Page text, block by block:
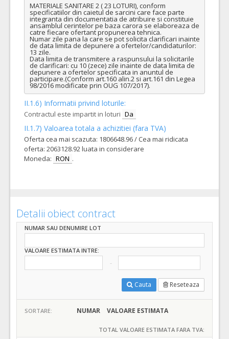
MATERIALE SANITARE 2 ( 23 LOTURI), conform
specificatiilor din caietul de sarcini care face parte
integranta din documentatia de atribuire si constituie
ansamblul cerintelor pe baza carora se elaboreaza de
catre fiecare ofertant propunerea tehnica.
Numar zile pana la care se pot solicita clarificari inainte
de data limita de depunere a ofertelor/candidaturilor:
13 zile.
Data limita de transmitere a raspunsului la solicitarile
de clarificari: cu 10 (zece) zile inainte de data limita de
depunere a ofertelor specificata in anuntul de
participare.(Conform art.160 alin.2 si art.161 din Legea
98/2016 modificate prin OUG 107/2017).
II.1.6) Informatii privind loturile:
Contractul este impartit in loturi Da
II.1.7) Valoarea totala a achizitiei (fara TVA)
Oferta cea mai scazuta: 1806648.96 / Cea mai ridicata
oferta: 2063128.92 luata in considerare
Moneda: RON .
Detalii obiect contract
NUMAR SAU DENUMIRE LOT
VALOARE ESTIMATA INTRE:
Cauta Reseteaza
SORTARE: NUMAR VALOARE ESTIMATA
TOTAL VALOARE ESTIMATA FARA TVA: